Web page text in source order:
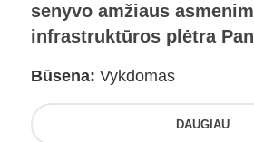
senyvo amžiaus
infrastruktūros plėtra
Būsena: Vykdomas
DAUGIAU